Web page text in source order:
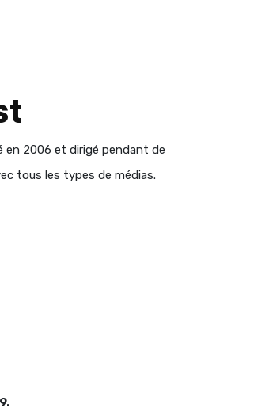
en 2006 et dirigé pendant de
tous les types de médias.